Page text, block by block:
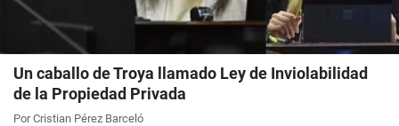
Un caballo de Troya llamado Ley de Inviolabilidad
de la Propiedad Privada
Por Cristian Pérez Barceló